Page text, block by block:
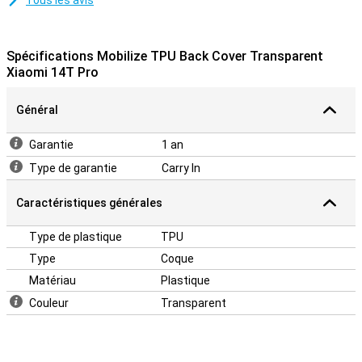
Spécifications Mobilize TPU Back Cover Transparent
Xiaomi 14T Pro
Général
Garantie
1 an
Type de garantie
Carry In
Caractéristiques générales
Type de plastique
TPU
Type
Coque
Matériau
Plastique
Couleur
Transparent